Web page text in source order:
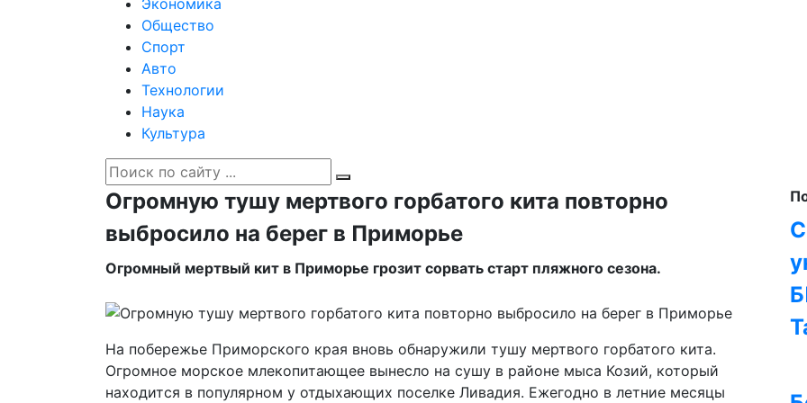
Экономика
Общество
Спорт
Авто
Технологии
Наука
Культура
Огромную тушу мертвого горбатого кита повторно
выбросило на берег в Приморье
Огромный мертвый кит в Приморье грозит сорвать старт пляжного сезона.
На побережье Приморского края вновь обнаружили тушу мертвого горбатого кита.
Огромное морское млекопитающее вынесло на сушу в районе мыса Козий, который
находится в популярном у отдыхающих поселке Ливадия. Ежегодно в летние месяцы